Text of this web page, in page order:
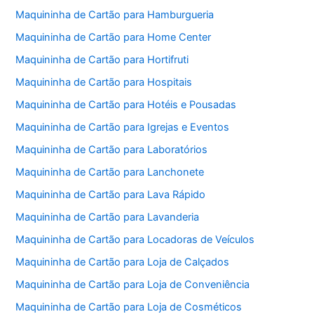
Maquininha de Cartão para Hamburgueria
Maquininha de Cartão para Home Center
Maquininha de Cartão para Hortifruti
Maquininha de Cartão para Hospitais
Maquininha de Cartão para Hotéis e Pousadas
Maquininha de Cartão para Igrejas e Eventos
Maquininha de Cartão para Laboratórios
Maquininha de Cartão para Lanchonete
Maquininha de Cartão para Lava Rápido
Maquininha de Cartão para Lavanderia
Maquininha de Cartão para Locadoras de Veículos
Maquininha de Cartão para Loja de Calçados
Maquininha de Cartão para Loja de Conveniência
Maquininha de Cartão para Loja de Cosméticos